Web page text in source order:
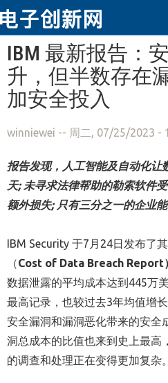
跳转到主要内容
IBM 最新报告：
升，但半数存在
加安全投入
winniewei -- 周二, 07/25/2023 -
报告发现， 人工智能及自动化让
天;未寻求法律帮助的勒索软件
额外损失; 只有三分之一的企业
IBM Security 于7月24日发布了
（Cost of Data Breach Report）
数据泄露的平均成本达到445万
最高记录，也较过去3年均值增
安全漏洞和漏洞恶化带来的安全
洞总成本的比值也来到史上最高
的调查和处理正在变得更加复杂。